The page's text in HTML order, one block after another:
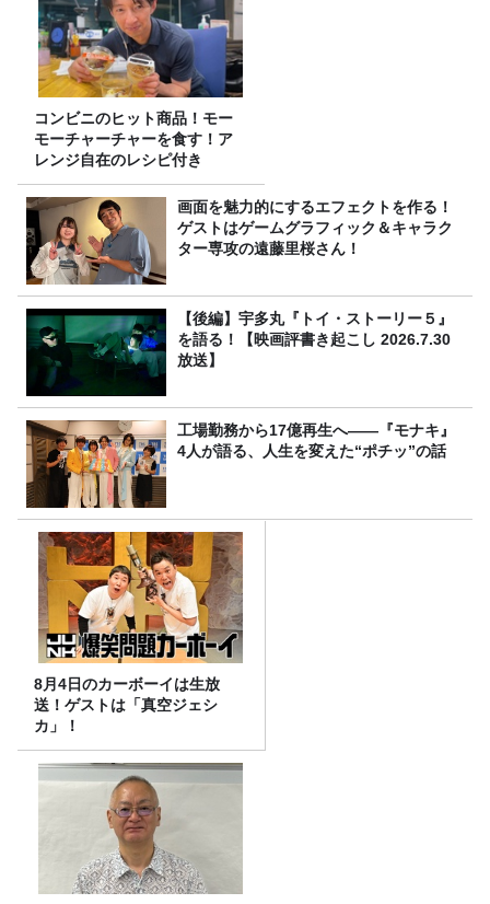
コンビニのヒット商品！モー
モーチャーチャーを食す！ア
レンジ自在のレシピ付き
画面を魅力的にするエフェクトを作る！
ゲストはゲームグラフィック＆キャラク
ター専攻の遠藤里桜さん！
【後編】宇多丸『トイ・ストーリー５』
を語る！【映画評書き起こし 2026.7.30
放送】
工場勤務から17億再生へ——『モナキ』
4人が語る、人生を変えた“ポチッ”の話
8月4日のカーボーイは生放
送！ゲストは「真空ジェシ
カ」！